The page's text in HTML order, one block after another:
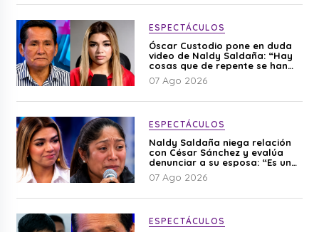
ESPECTÁCULOS
Óscar Custodio pone en duda
video de Naldy Saldaña: “Hay
cosas que de repente se han
editado”
07 Ago 2026
ESPECTÁCULOS
Naldy Saldaña niega relación
con César Sánchez y evalúa
denunciar a su esposa: “Es una
difamación”
07 Ago 2026
ESPECTÁCULOS